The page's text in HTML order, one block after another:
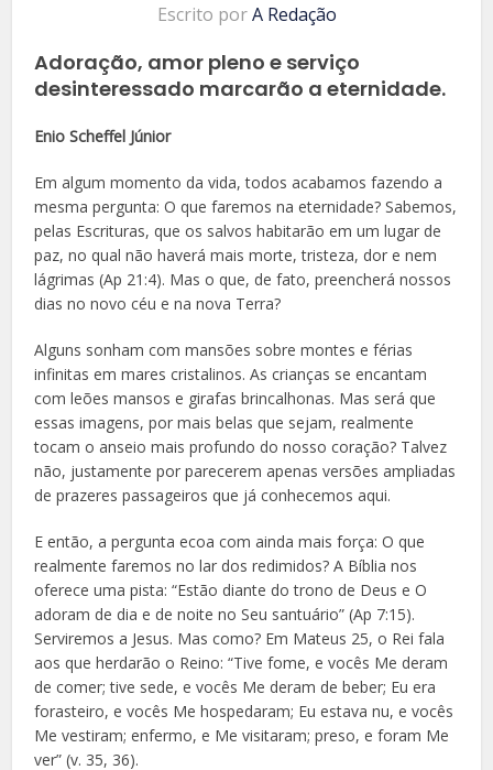
Escrito porA Redação
Adoração, amor pleno e serviço
desinteressado marcarão a eternidade.
Enio Scheffel Júnior
Em algum momento da vida, todos acabamos fazendo a
mesma pergunta: O que faremos na eternidade? Sabemos,
pelas Escrituras, que os salvos habitarão em um lugar de
paz, no qual não haverá mais morte, tristeza, dor e nem
lágrimas (Ap 21:4). Mas o que, de fato, preencherá nossos
dias no novo céu e na nova Terra?
Alguns sonham com mansões sobre montes e férias
infinitas em mares cristalinos. As crianças se encantam
com leões mansos e girafas brincalhonas. Mas será que
essas imagens, por mais belas que sejam, realmente
tocam o anseio mais profundo do nosso coração? Talvez
não, justamente por parecerem apenas versões ampliadas
de prazeres passageiros que já conhecemos aqui.
E então, a pergunta ecoa com ainda mais força: O que
realmente faremos no lar dos redimidos? A Bíblia nos
oferece uma pista: “Estão diante do trono de Deus e O
adoram de dia e de noite no Seu santuário” (Ap 7:15).
Serviremos a Jesus. Mas como? Em Mateus 25, o Rei fala
aos que herdarão o Reino: “Tive fome, e vocês Me deram
de comer; tive sede, e vocês Me deram de beber; Eu era
forasteiro, e vocês Me hospedaram; Eu estava nu, e vocês
Me vestiram; enfermo, e Me visitaram; preso, e foram Me
ver” (v. 35, 36).